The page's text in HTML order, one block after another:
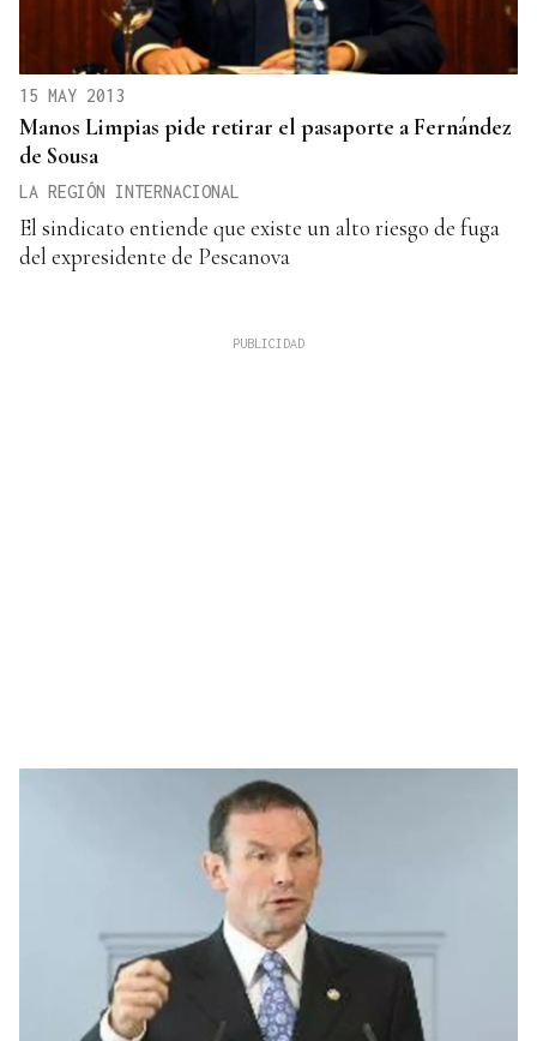
15 MAY 2013
Manos Limpias pide retirar el pasaporte a Fernández
de Sousa
LA REGIÓN INTERNACIONAL
El sindicato entiende que existe un alto riesgo de fuga
del expresidente de Pescanova